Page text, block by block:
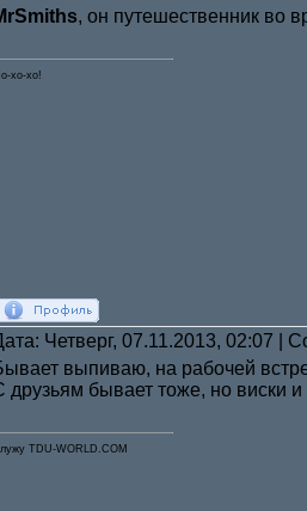
, он путешественник во
хо-хо!
Четверг, 07.11.2013, 02:07 |
выпиваю, на рабочей
друзьям бывает тоже, но виски
TDU-WORLD.COM